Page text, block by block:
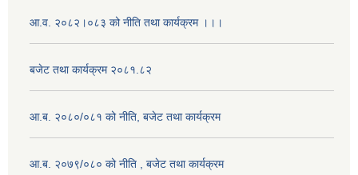
आ.व. २०८२।०८३ को नीति तथा कार्यक्रम ।।।
बजेट तथा कार्यक्रम २०८१.८२
आ.ब. २०८०/०८१ को नीति, बजेट तथा कार्यक्रम
आ.ब. २०७९/०८० को नीति , बजेट तथा कार्यक्रम